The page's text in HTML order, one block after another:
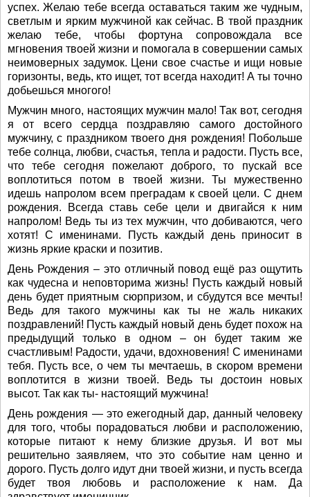
успех. Желаю тебе всегда оставаться таким же чудным,
светлым и ярким мужчиной как сейчас. В твой праздник
желаю тебе, чтобы фортуна сопровождала все
мгновения твоей жизни и помогала в совершении самых
неимоверных задумок. Цени свое счастье и ищи новые
горизонты, ведь, кто ищет, тот всегда находит! А ты точно
добьешься многого!
Мужчин много, настоящих мужчин мало! Так вот, сегодня
я от всего сердца поздравляю самого достойного
мужчину, с праздником твоего дня рождения! Побольше
тебе солнца, любви, счастья, тепла и радости. Пусть все,
что тебе сегодня пожелают доброго, то пускай все
воплотиться потом в твоей жизни. Ты мужественно
идешь напролом всем преградам к своей цели. С днем
рождения. Всегда ставь себе цели и двигайся к ним
напролом! Ведь ты из тех мужчин, что добиваются, чего
хотят! С именинами. Пусть каждый день приносит в
жизнь яркие краски и позитив.
День Рождения – это отличный повод ещё раз ощутить
как чудесна и неповторима жизнь! Пусть каждый новый
день будет приятным сюрпризом, и сбудутся все мечты!
Ведь для такого мужчины как ты не жаль никаких
поздравлений! Пусть каждый новый день будет похож на
предыдущий только в одном – он будет таким же
счастливым! Радости, удачи, вдохновения! С именинами
тебя. Пусть все, о чем ты мечтаешь, в скором времени
воплотится в жизни твоей. Ведь ты достоин новых
высот. Так как ты- настоящий мужчина!
День рождения — это ежегодный дар, данный человеку
для того, чтобы порадоваться любви и расположению,
которые питают к нему близкие друзья. И вот мы
решительно заявляем, что это событие нам ценно и
дорого. Пусть долго идут дни твоей жизни, и пусть всегда
будет твоя любовь и расположение к нам. Да